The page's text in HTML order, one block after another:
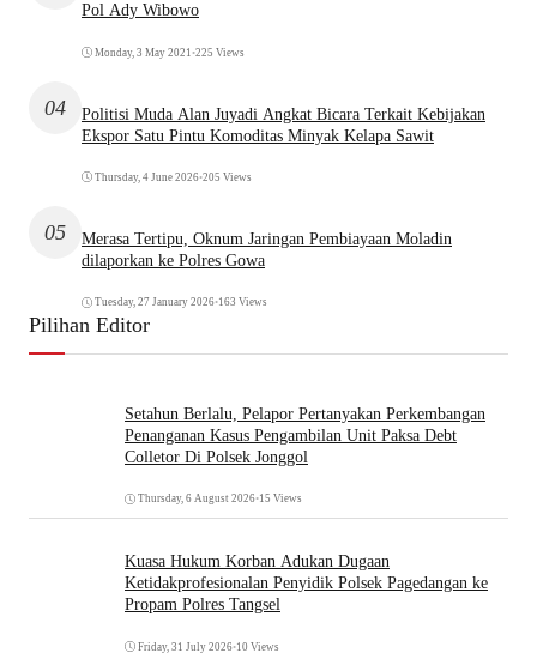
Pol Ady Wibowo
Monday, 3 May 2021 •225 Views
04
Politisi Muda Alan Juyadi Angkat Bicara Terkait Kebijakan
Ekspor Satu Pintu Komoditas Minyak Kelapa Sawit
Thursday, 4 June 2026•205 Views
05
Merasa Tertipu, Oknum Jaringan Pembiayaan Moladin
dilaporkan ke Polres Gowa
Tuesday, 27 January 2026•163 Views
Pilihan Editor
Setahun Berlalu, Pelapor Pertanyakan Perkembangan
Penanganan Kasus Pengambilan Unit Paksa Debt
Colletor Di Polsek Jonggol
Thursday, 6 August 2026•15 Views
Kuasa Hukum Korban Adukan Dugaan
Ketidakprofesionalan Penyidik Polsek Pagedangan ke
Propam Polres Tangsel
Friday, 31 July 2026•10 Views